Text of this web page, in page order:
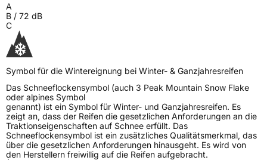
A
B / 72 dB
C
Symbol für die Wintereignung bei Winter- & Ganzjahresreifen
Das Schneeflockensymbol (auch 3 Peak Mountain Snow Flake
oder alpines Symbol
genannt) ist ein Symbol für Winter- und Ganzjahresreifen. Es
zeigt an, dass der Reifen die gesetzlichen Anforderungen an die
Traktionseigenschaften auf Schnee erfüllt. Das
Schneeflockensymbol ist ein zusätzliches Qualitätsmerkmal, das
über die gesetzlichen Anforderungen hinausgeht. Es wird von
den Herstellern freiwillig auf die Reifen aufgebracht.